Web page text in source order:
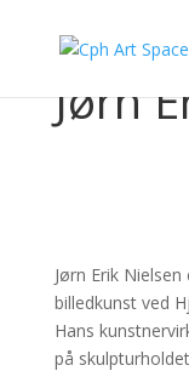
Jørn
Jørn Erik
billedkunst ved
Hans
på